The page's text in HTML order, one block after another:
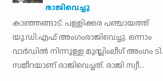
രാജിവെച്ചു
കാഞ്ഞങ്ങാട്: പള്ളിക്കര പഞ്ചായത്ത്
യു.ഡി.എഫ് അംഗംരാജിവെച്ചു. ഒന്നാം
വാര്‍ഡില്‍ നിന്നുള്ള മുസ്ലിംലീഗ് അംഗം ടി.
സമീറയാണ് രാജിവെച്ചത്. രാജി സ്വീ...